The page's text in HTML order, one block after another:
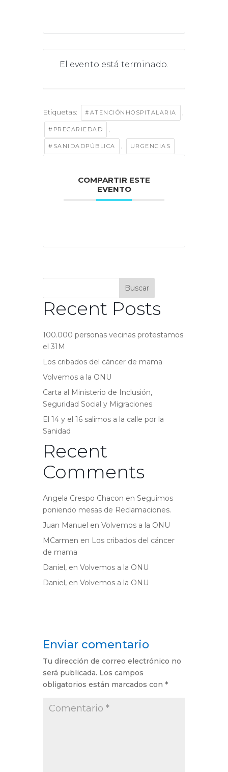
El evento está terminado.
Etiquetas: #ATENCIÓNHOSPITALARIA
#PRECARIEDAD
#SANIDADPÚBLICA URGENCIAS
COMPARTIR ESTE
EVENTO
Buscar
Recent Posts
100.000 personas vecinas protestamos
el 31M
Los cribados del cáncer de mama
Volvemos a la ONU
Carta al Ministerio de Inclusión,
Seguridad Social y Migraciones
El 14 y el 16 salimos a la calle por la
Sanidad
Recent
Comments
Angela Crespo Chacon en Seguimos
poniendo mesas de Reclamaciones.
Juan Manuel en Volvemos a la ONU
MCarmen en Los cribados del cáncer
de mama
Daniel, en Volvemos a la ONU
Daniel, en Volvemos a la ONU
Enviar comentario
Tu dirección de correo electrónico no
será publicada. Los campos
obligatorios están marcados con *